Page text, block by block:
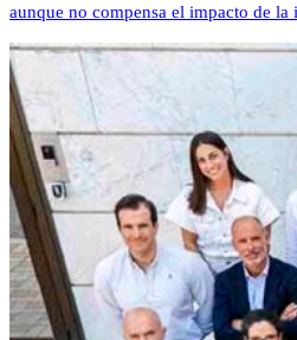
aunque no compensa el impacto de